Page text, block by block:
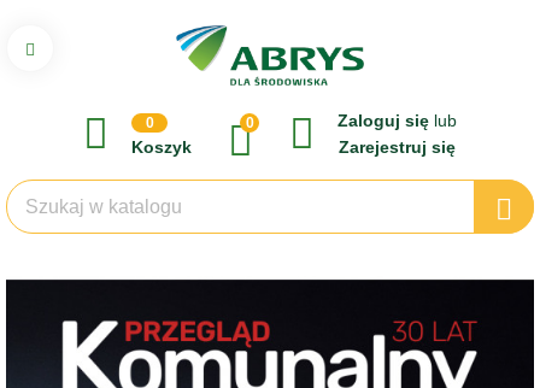
0
Koszyk
0 Zaloguj się lub
Zarejestruj się